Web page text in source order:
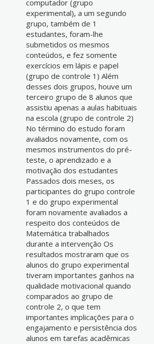
computador (grupo
experimental), a um segundo
grupo, também de 1
estudantes, foram-lhe
submetidos os mesmos
conteúdos, e fez somente
exercícios em lápis e papel
(grupo de controle 1) Além
desses dois grupos, houve um
terceiro grupo de 8 alunos que
assistiu apenas a aulas habituais
na escola (grupo de controle 2)
No término do estudo foram
avaliados novamente, com os
mesmos instrumentos do pré-
teste, o aprendizado e a
motivação dos estudantes
Passados dois meses, os
participantes do grupo controle
1 e do grupo experimental
foram novamente avaliados a
respeito dos conteúdos de
Matemática trabalhados
durante a intervenção Os
resultados mostraram que os
alunos do grupo experimental
tiveram importantes ganhos na
qualidade motivacional quando
comparados ao grupo de
controle 2, o que tem
importantes implicações para o
engajamento e persistência dos
alunos em tarefas acadêmicas